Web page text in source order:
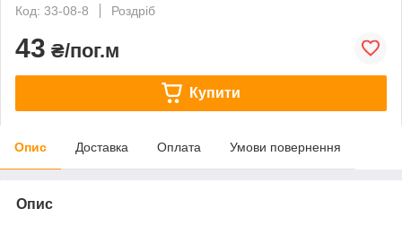
Код: 33-08-8
Роздріб
43 ₴/пог.м
Купити
Опис Доставка Оплата Умови повернення
Опис